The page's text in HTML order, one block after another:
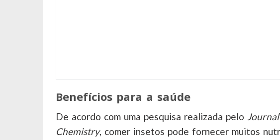
Benefícios para a saúde
De acordo com uma pesquisa realizada pelo
Chemistry, comer insetos pode fornecer muitos